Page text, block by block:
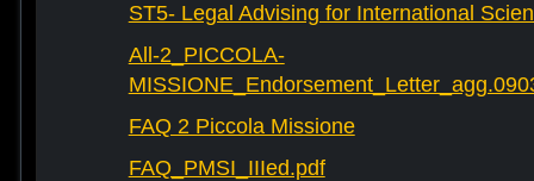
ST5- Legal Advising for International
All-2_PICCOLA-
FAQ 2 Piccola Missione
FAQ_PMSI_IIIed.pdf